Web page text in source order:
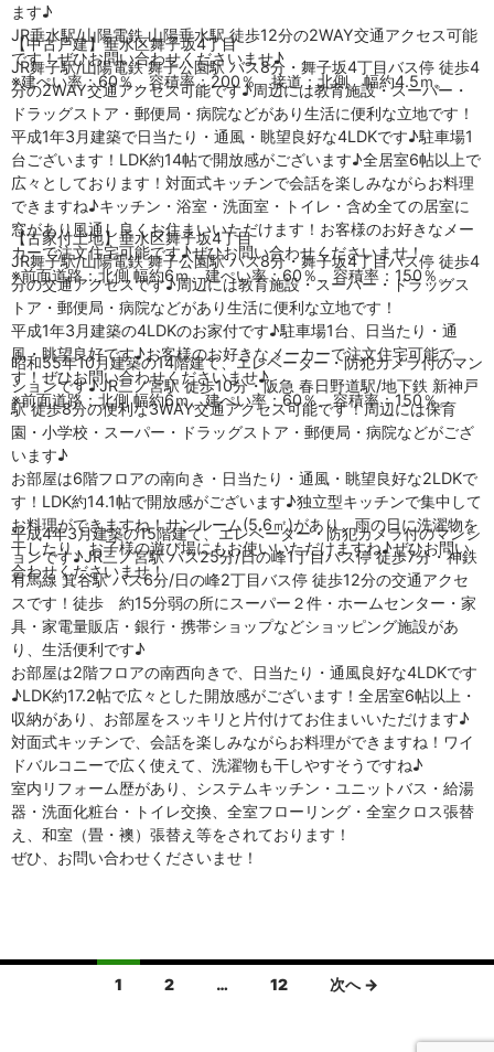
ます♪
JR垂水駅/山陽電鉄 山陽垂水駅 徒歩12分の2WAY交通アクセス可能
です！ぜひお問い合わせくださいませ♪
※建ぺい率：60％、容積率：200％ 接道：北側 幅約4.5ｍ。
【中古戸建】垂水区舞子坂4丁目
JR舞子駅/山陽電鉄 舞子公園駅 バス8分・舞子坂4丁目バス停 徒歩4
分の2WAY交通アクセス可能です♪周辺には教育施設・スーパー・
ドラッグストア・郵便局・病院などがあり生活に便利な立地です！
平成1年3月建築で日当たり・通風・眺望良好な4LDKです♪駐車場1
台ございます！LDK約14帖で開放感がございます♪全居室6帖以上で
広々としております！対面式キッチンで会話を楽しみながらお料理
できますね♪キッチン・浴室・洗面室・トイレ・含め全ての居室に
窓があり風通し良くお住まいいただけます！お客様のお好きなメー
カーで注文住宅可能です♪ぜひお問い合わせくださいませ！
※前面道路：北側 幅約6ｍ、建ぺい率：60％、容積率：150％。
【古家付土地】垂水区舞子坂4丁目
JR舞子駅/山陽電鉄 舞子公園駅 バス8分・舞子坂4丁目バス停 徒歩4
分の交通アクセスです♪周辺には教育施設・スーパー・ドラッグス
トア・郵便局・病院などがあり生活に便利な立地です！
平成1年3月建築の4LDKのお家付です♪駐車場1台、日当たり・通
風・眺望良好です♪お客様のお好きなメーカーで注文住宅可能で
す！ぜひお問い合わせくださいませ♪
※前面道路：北側 幅約6ｍ、建ぺい率：60％、容積率：150％。
昭和55年10月建築の14階建て、エレベーター・防犯カメラ付のマン
ションです♪JR三ノ宮駅 徒歩10分・阪急 春日野道駅/地下鉄 新神戸
駅 徒歩8分の便利な3WAY交通アクセス可能です！周辺には保育
園・小学校・スーパー・ドラッグストア・郵便局・病院などがござ
います♪
お部屋は6階フロアの南向き・日当たり・通風・眺望良好な2LDKで
す！LDK約14.1帖で開放感がございます♪独立型キッチンで集中して
お料理ができますね！サンルーム(5.6㎡)があり、雨の日に洗濯物を
干したり、お子様の遊び場にもお使いいただけますね♪ぜひお問い
合わせくださいませ！
平成4年3月建築の15階建て、エレベーター・防犯カメラ付のマンシ
ョンです♪JR三ノ宮駅 バス25分/日の峰1丁目バス停 徒歩7分・神鉄
有馬線 箕谷駅 バス6分/日の峰2丁目バス停 徒歩12分の交通アクセ
スです！徒歩 約15分弱の所にスーパー２件・ホームセンター・家
具・家電量販店・銀行・携帯ショップなどショッピング施設があ
り、生活便利です♪
お部屋は2階フロアの南西向きで、日当たり・通風良好な4LDKです
♪LDK約17.2帖で広々とした開放感がございます！全居室6帖以上・
収納があり、お部屋をスッキリと片付けてお住まいいただけます♪
対面式キッチンで、会話を楽しみながらお料理ができますね！ワイ
ドバルコニーで広く使えて、洗濯物も干しやすそうですね♪
室内リフォーム歴があり、システムキッチン・ユニットバス・給湯
器・洗面化粧台・トイレ交換、全室フローリング・全室クロス張替
え、和室（畳・襖）張替え等をされております！
ぜひ、お問い合わせくださいませ！
1 2 … 12 次へ →